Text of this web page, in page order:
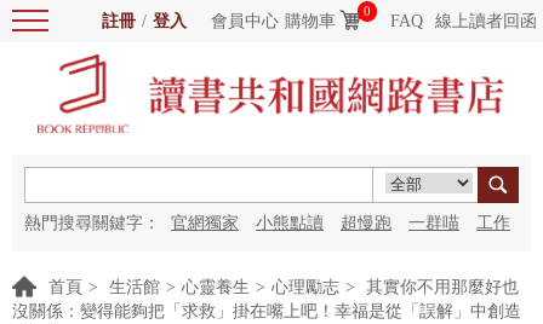
註冊 / 登入 會員中心 購物車
0
FAQ 線上讀者回函
熱門搜尋關鍵字： 官網獨家 小熊點讀 超慢跑 一群喵 工作
首頁 > 生活館 > 心靈養生 > 心理勵志 >
其實你不用那麼好也
沒關係：變得能夠把「求救」掛在嘴上吧！幸福是從「誤解」中創造